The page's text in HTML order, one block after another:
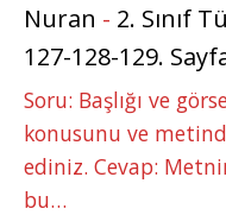
Nuran - 2. Sınıf
127-128-129.
Soru: Başlığı ve
konusunu ve
ediniz. Cevap:
bu…